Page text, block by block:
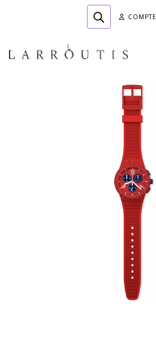
COMPTE
Accueil »Boutique »HORLOGERIE